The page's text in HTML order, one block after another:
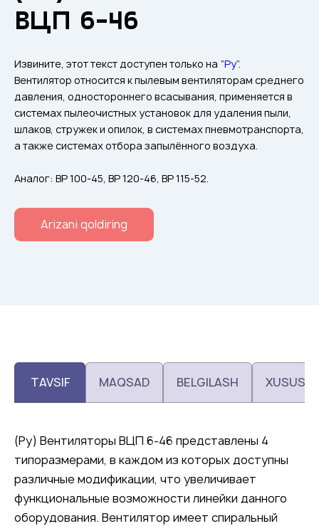
Klapanlar
Ventilatsion panjaralar
Ventilatsion mahsulotlar
Filtrlar
Qo'shimcha jihozlar
Горнодобывающая отрасль
Прочее оборудование
ВЦП 6-46
Извините, этот текст доступен только на “Ру”.
Вентилятор относится к пылевым вентиляторам среднего
давления, одностороннего всасывания, применяется в
системах пылеочистных установок для удаления пыли,
шлаков, стружек и опилок, в системах пневмотранспорта,
а также системах отбора запылённого воздуха.
Аналог: ВР 100-45, ВР 120-46, ВР 115-52.
Arizani qoldiring
TAVSIF MAQSAD BELGILASH
(Ру) Вентиляторы ВЦП 6-46 представлены 4
типоразмерами, в каждом из которых доступны
различные модификации, что увеличивает
функциональные возможности линейки данного
оборудования. Вентилятор имеет спиральный